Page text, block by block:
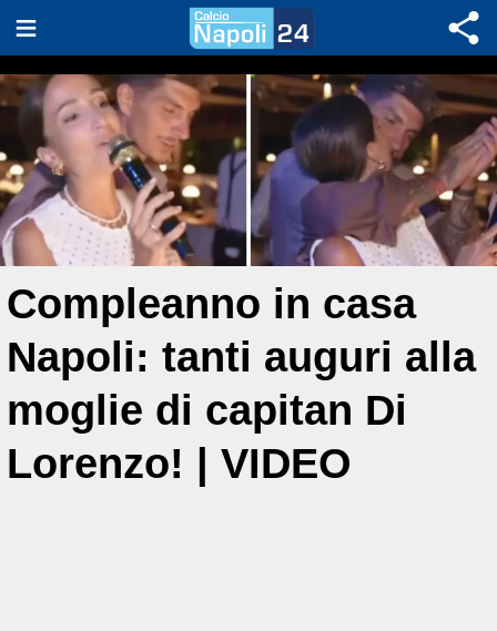
Compleanno in casa
Napoli: tanti auguri alla
moglie di capitan Di
Lorenzo! | VIDEO